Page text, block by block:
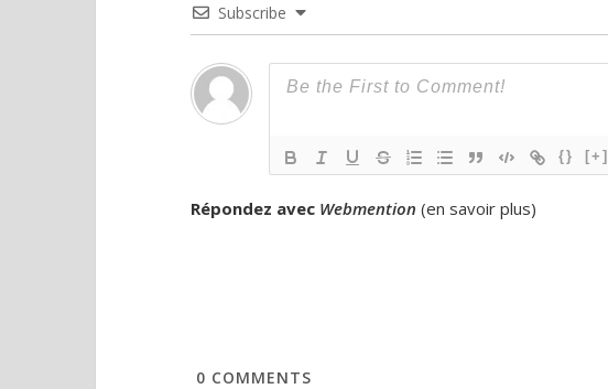
Subscribe
{} [+]
Répondez avec Webmention (en savoir plus)
0 COMMENTS